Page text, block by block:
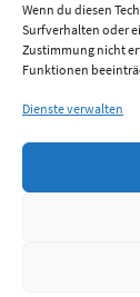
Wenn du diesen
Surfverhalten oder
Zustimmung nicht
Funktionen
Dienste verwalten